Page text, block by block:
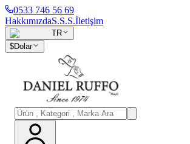
0533 746 56 69
HakkımızdaS.S.S.İletişim
TR
$Dolar